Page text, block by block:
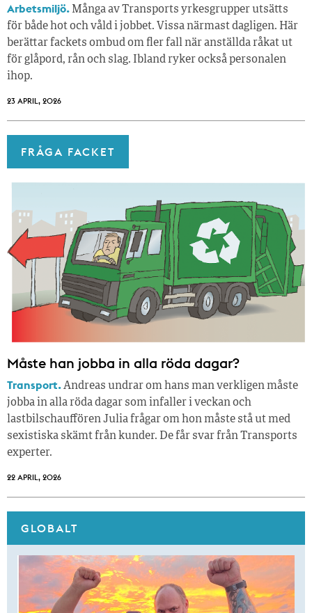
Arbetsmiljö. Många av Transports yrkesgrupper utsätts
för både hot och våld i jobbet. Vissa närmast dagligen. Här
berättar fackets ombud om fler fall när anställda råkat ut
för glåpord, rån och slag. Ibland ryker också personalen
ihop.
23 APRIL, 2026
FRÅGA FACKET
Måste han jobba in alla röda dagar?
Transport.Andreas undrar om hans man verkligen måste
jobba in alla röda dagar som infaller i veckan och
lastbilschauffören Julia frågar om hon måste stå ut med
sexistiska skämt från kunder. De får svar från Transports
experter.
22 APRIL, 2026
GLOBALT